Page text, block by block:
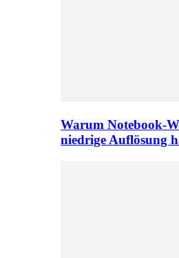
Warum Notebook-
niedrige Auflösung